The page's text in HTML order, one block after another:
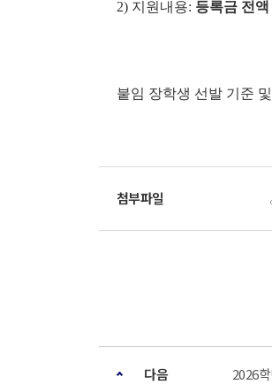
2) 지원내용: 등록금 전액
붙임 장학생 선발 기준
다음 2026